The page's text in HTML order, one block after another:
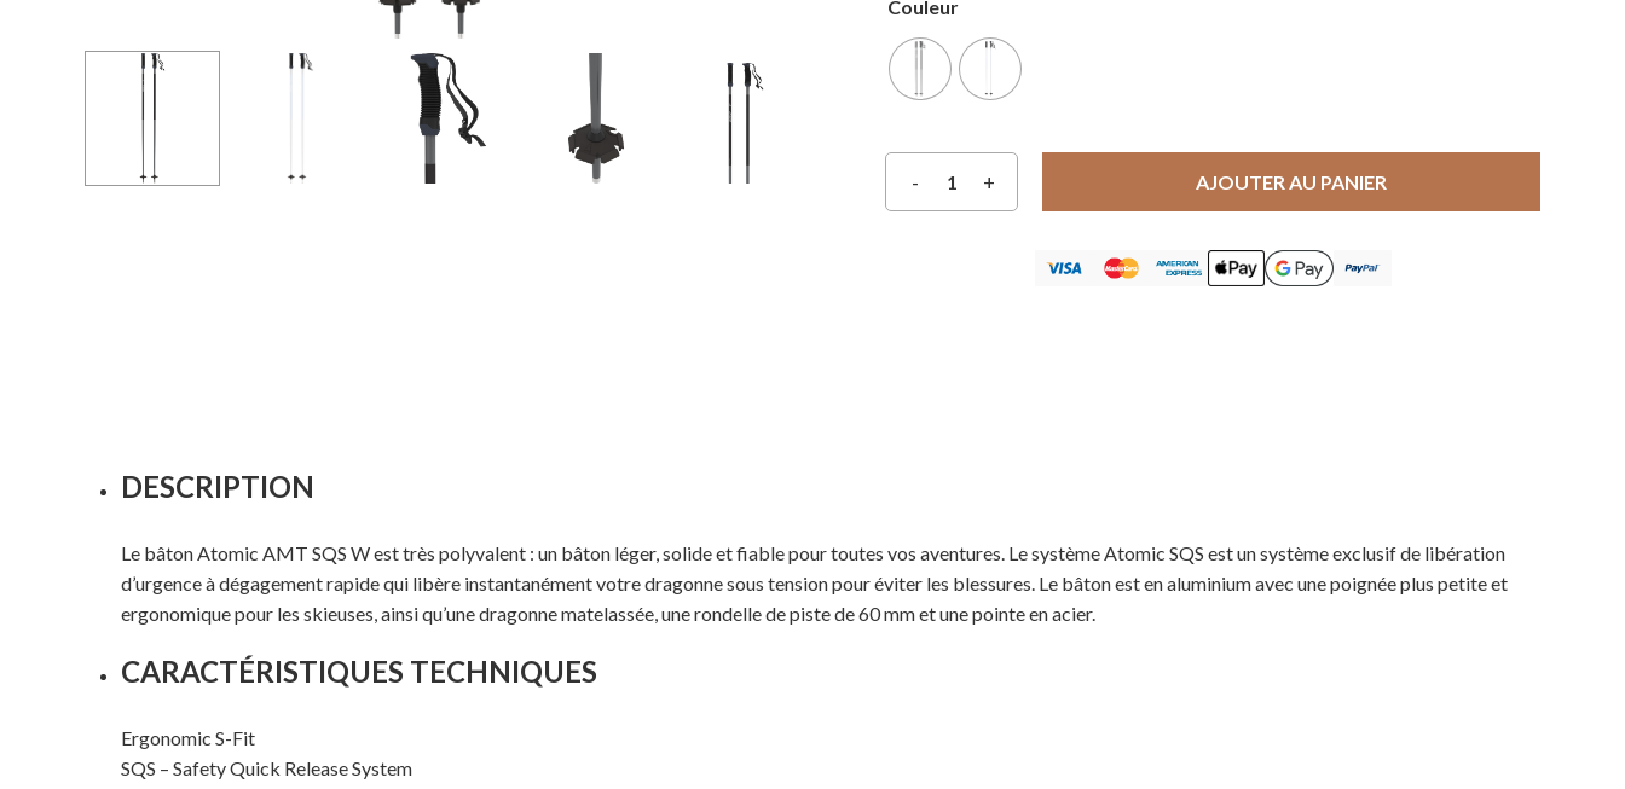
Couleur
AJOUTER AU PANIER
DESCRIPTION
Le bâton Atomic AMT SQS W est très polyvalent : un bâton léger, solide et fiable pour toutes vos aventures. Le système Atomic SQS est un système exclusif de libération
d’urgence à dégagement rapide qui libère instantanément votre dragonne sous tension pour éviter les blessures. Le bâton est en aluminium avec une poignée plus petite et
ergonomique pour les skieuses, ainsi qu’une dragonne matelassée, une rondelle de piste de 60 mm et une pointe en acier.
CARACTÉRISTIQUES TECHNIQUES
Ergonomic S-Fit
SQS – Safety Quick Release System